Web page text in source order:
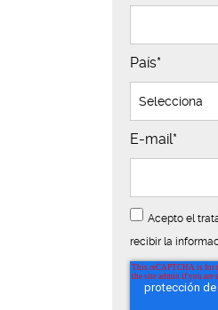
País*
E-mail*
Acepto el
recibir la